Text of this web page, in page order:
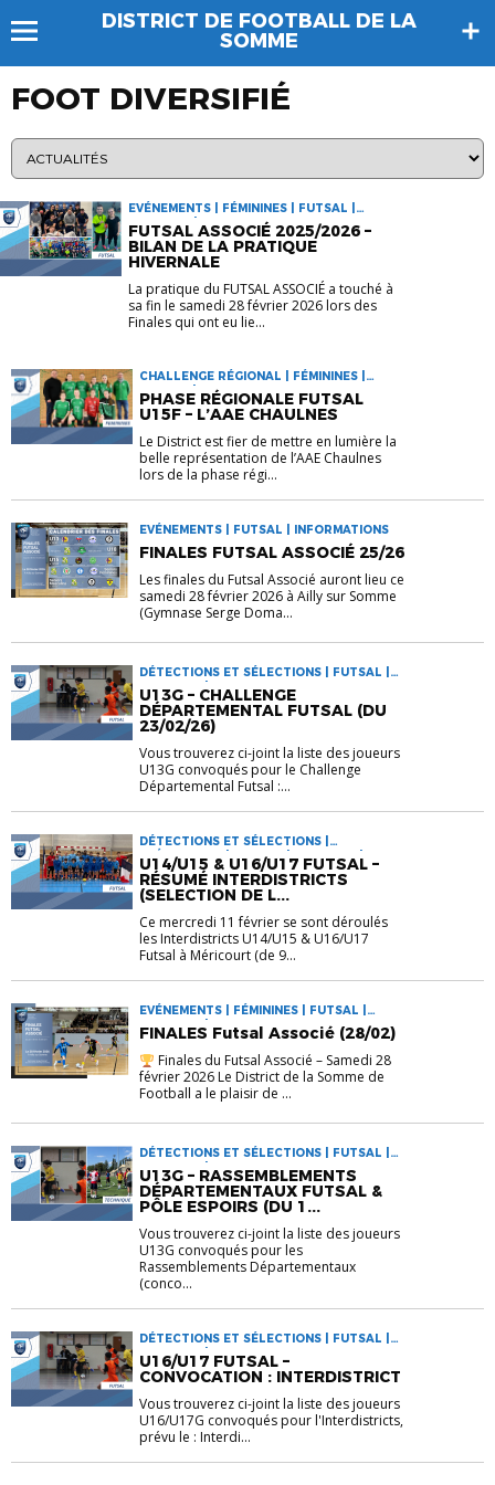
DISTRICT DE FOOTBALL DE LA
SOMME
FOOT DIVERSIFIÉ
EVÉNEMENTS | FÉMININES | FUTSAL |
GARÇONS | INFORMATIONS
FUTSAL ASSOCIÉ 2025/2026 –
BILAN DE LA PRATIQUE
HIVERNALE
La pratique du FUTSAL ASSOCIÉ a touché à
sa fin le samedi 28 février 2026 lors des
Finales qui ont eu lie...
CHALLENGE RÉGIONAL | FÉMININES |
FUTSAL | INFORMATIONS
PHASE RÉGIONALE FUTSAL
U15F – L’AAE CHAULNES
Le District est fier de mettre en lumière la
belle représentation de l’AAE Chaulnes
lors de la phase régi...
EVÉNEMENTS | FUTSAL | INFORMATIONS
FINALES FUTSAL ASSOCIÉ 25/26
Les finales du Futsal Associé auront lieu ce
samedi 28 février 2026 à Ailly sur Somme
(Gymnase Serge Doma...
DÉTECTIONS ET SÉLECTIONS | FUTSAL |
GARÇONS | INFORMATIONS
U13G – CHALLENGE
DÉPARTEMENTAL FUTSAL (DU
23/02/26)
Vous trouverez ci-joint la liste des joueurs
U13G convoqués pour le Challenge
Départemental Futsal :...
DÉTECTIONS ET SÉLECTIONS |
EVÉNEMENTS | FUTSAL | GARÇONS |
INFORMATIONS
U14/U15 & U16/U17 FUTSAL –
RÉSUMÉ INTERDISTRICTS
(SELECTION DE L...
Ce mercredi 11 février se sont déroulés
les Interdistricts U14/U15 & U16/U17
Futsal à Méricourt (de 9...
EVÉNEMENTS | FÉMININES | FUTSAL |
GARÇONS | INFORMATIONS
FINALES Futsal Associé (28/02)
Finales du Futsal Associé – Samedi 28
février 2026 Le District de la Somme de
Football a le plaisir de ...
DÉTECTIONS ET SÉLECTIONS | FUTSAL |
GARÇONS | INFORMATIONS
U13G – RASSEMBLEMENTS
DÉPARTEMENTAUX FUTSAL &
PÔLE ESPOIRS (DU 1...
Vous trouverez ci-joint la liste des joueurs
U13G convoqués pour les
Rassemblements Départementaux
(conco...
DÉTECTIONS ET SÉLECTIONS | FUTSAL |
GARÇONS | INFORMATIONS
U16/U17 FUTSAL –
CONVOCATION : INTERDISTRICT
Vous trouverez ci-joint la liste des joueurs
U16/U17G convoqués pour l'Interdistricts,
prévu le : Interdi...